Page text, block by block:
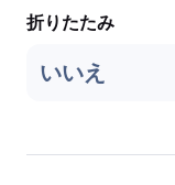
折りたたみ
いいえ